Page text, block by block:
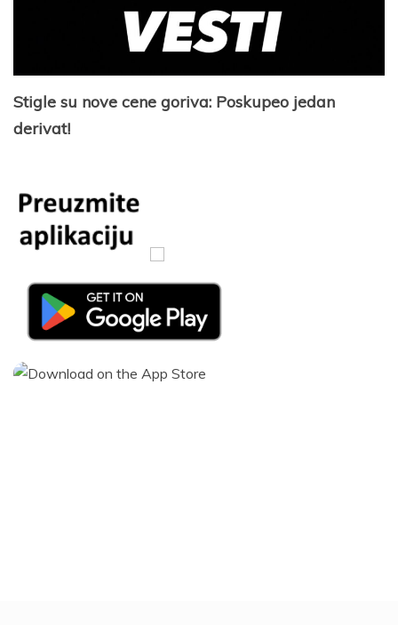
Stigle su nove cene goriva: Poskupeo jedan
derivat!